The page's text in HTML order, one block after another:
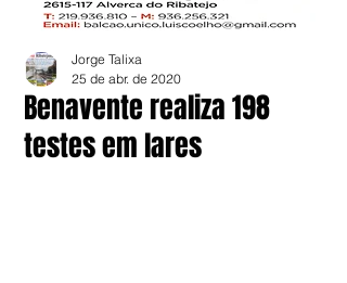
Benavente realiza 198
testes em lares
Jorge Talixa
25 de abr. de 2020